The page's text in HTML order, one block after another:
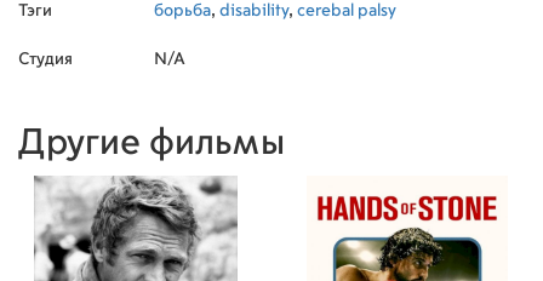
Тэги борьба, disability, cerebal palsy
Студия N/A
Другие фильмы